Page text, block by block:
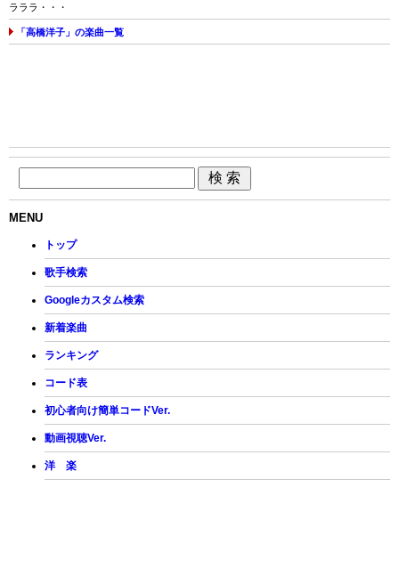
ラララ・・・
「高橋洋子」の楽曲一覧
MENU
トップ
歌手検索
Googleカスタム検索
新着楽曲
ランキング
コード表
初心者向け簡単コードVer.
動画視聴Ver.
洋 楽